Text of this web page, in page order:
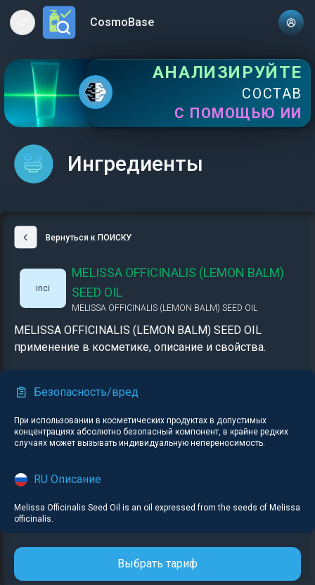
Open main menuCosmoBase
АНАЛИЗИРУЙТЕ
СОСТАВ
С ПОМОЩЬЮ ИИ
Ингредиенты
Вернуться к ПОИСКУ
inci
MELISSA OFFICINALIS (LEMON BALM)
SEED OIL
MELISSA OFFICINALIS (LEMON BALM) SEED OIL
MELISSA OFFICINALIS (LEMON BALM) SEED OIL
применение в косметике, описание и свойства.
Безопасность/вред
При использовании в косметических продуктах в допустимых
концентрациях абсолютно безопасный компонент, в крайне редких
случаях может вызывать индивидуальную непереносимость.
RU Описание
Melissa Officinalis Seed Oil is an oil expressed from the seeds of Melissa
officinalis.
Выбрать тариф